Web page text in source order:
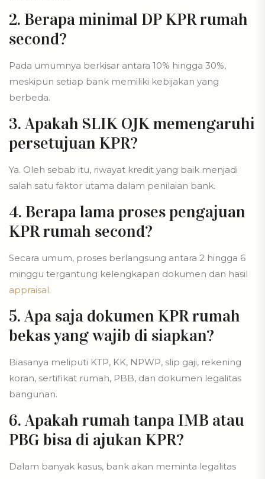
2. Berapa minimal DP KPR rumah
second?
Pada umumnya berkisar antara 10% hingga 30%,
meskipun setiap bank memiliki kebijakan yang
berbeda.
3. Apakah SLIK OJK memengaruhi
persetujuan KPR?
Ya. Oleh sebab itu, riwayat kredit yang baik menjadi
salah satu faktor utama dalam penilaian bank.
4. Berapa lama proses pengajuan
KPR rumah second?
Secara umum, proses berlangsung antara 2 hingga 6
minggu tergantung kelengkapan dokumen dan hasil
appraisal.
5. Apa saja dokumen KPR rumah
bekas yang wajib di siapkan?
Biasanya meliputi KTP, KK, NPWP, slip gaji, rekening
koran, sertifikat rumah, PBB, dan dokumen legalitas
bangunan.
6. Apakah rumah tanpa IMB atau
PBG bisa di ajukan KPR?
Dalam banyak kasus, bank akan meminta legalitas